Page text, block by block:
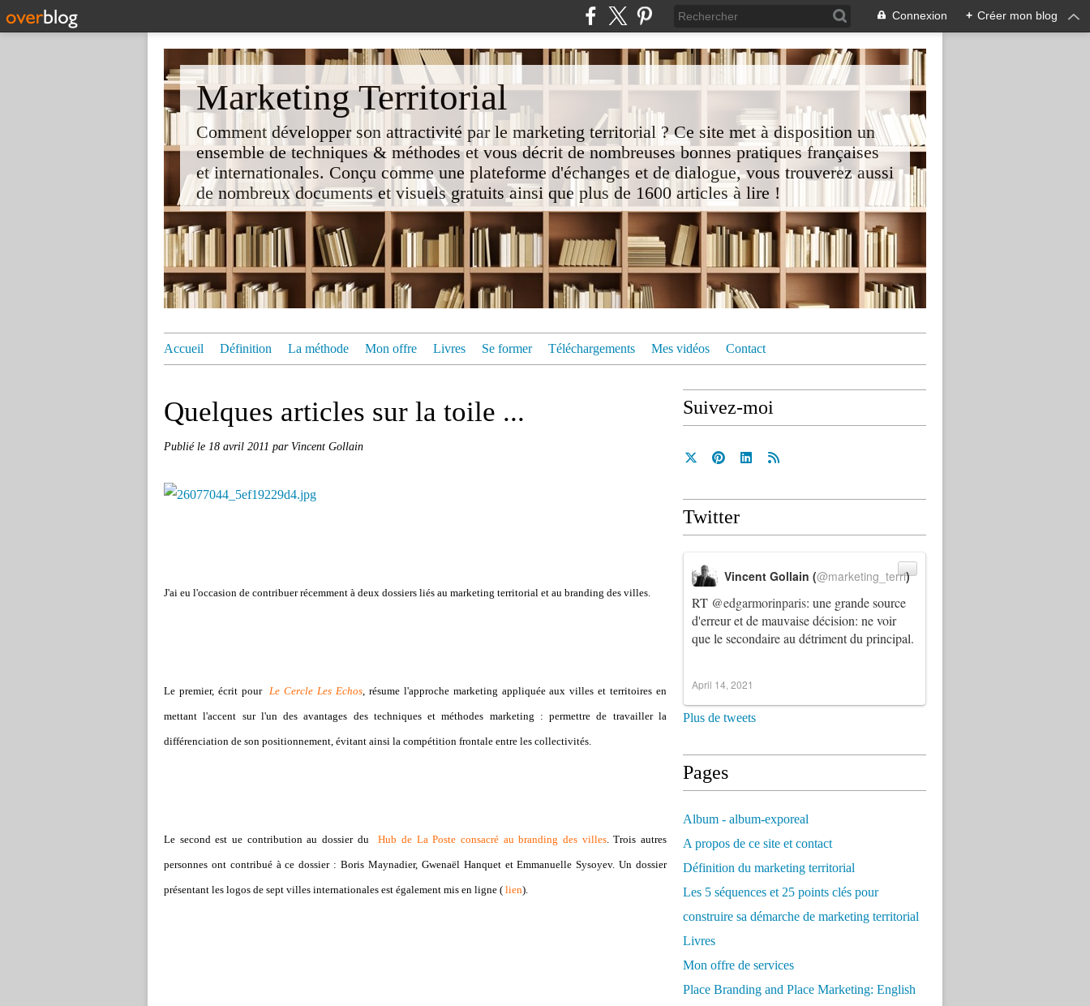
Connexion + Créer mon blog
Marketing Territorial
Comment développer son attractivité par le marketing territorial ? Ce site met à disposition un
ensemble de techniques & méthodes et vous décrit de nombreuses bonnes pratiques françaises
et internationales. Conçu comme une plateforme d'échanges et de dialogue, vous trouverez aussi
de nombreux documents et visuels gratuits ainsi que plus de 1600 articles à lire !
Accueil Définition La méthode Mon offre Livres Se former Téléchargements Mes vidéos Contact
Quelques articles sur la toile ...
Publié le 18 avril 2011 par Vincent Gollain
J'ai eu l'occasion de contribuer récemment à deux dossiers liés au marketing territorial et au branding des villes.
Le premier, écrit pour Le Cercle Les Echos, résume l'approche marketing appliquée aux villes et territoires en
mettant l'accent sur l'un des avantages des techniques et méthodes marketing : permettre de travailler la
différenciation de son positionnement, évitant ainsi la compétition frontale entre les collectivités.
Le second est ue contribution au dossier du Hub de La Poste consacré au branding des villes. Trois autres
personnes ont contribué à ce dossier : Boris Maynadier, Gwenaël Hanquet et Emmanuelle Sysoyev. Un dossier
présentant les logos de sept villes internationales est également mis en ligne ( lien).
Suivez-moi
Twitter
RT @edgarmorinparis: une grande source
d'erreur et de mauvaise décision: ne voir
que le secondaire au détriment du principal.
Vincent Gollain (@marketing_terri)
April 14, 2021
Plus de tweets
Pages
Album - album-exporeal
A propos de ce site et contact
Définition du marketing territorial
Les 5 séquences et 25 points clés pour
construire sa démarche de marketing territorial
Livres
Mon offre de services
Place Branding and Place Marketing: English